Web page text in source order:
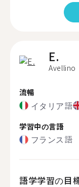
E.
Avellino
流暢
イタリア語
学習中の言語
フランス語
語学学習の目